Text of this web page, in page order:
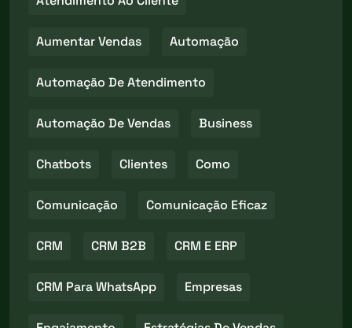
Aumentar Vendas Automação
Automação De Atendimento
Automação De Vendas Business
Chatbots Clientes Como
Comunicação Comunicação Eficaz
CRM CRM B2B CRM E ERP
CRM Para WhatsApp Empresas